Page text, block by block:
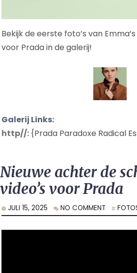
Bekijk de eerste foto’s van
voor Prada in de galerij!
Galerij Links:
http//: {Prada Paradoxe Radical
Nieuwe achter de
video’s voor Prada
JULI 15, 2025 NO COMMENT